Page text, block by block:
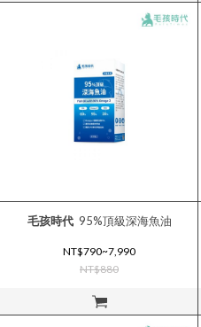
立即購買
毛孩時代 95%頂級深海魚油
NT$790~7,990
NT$880